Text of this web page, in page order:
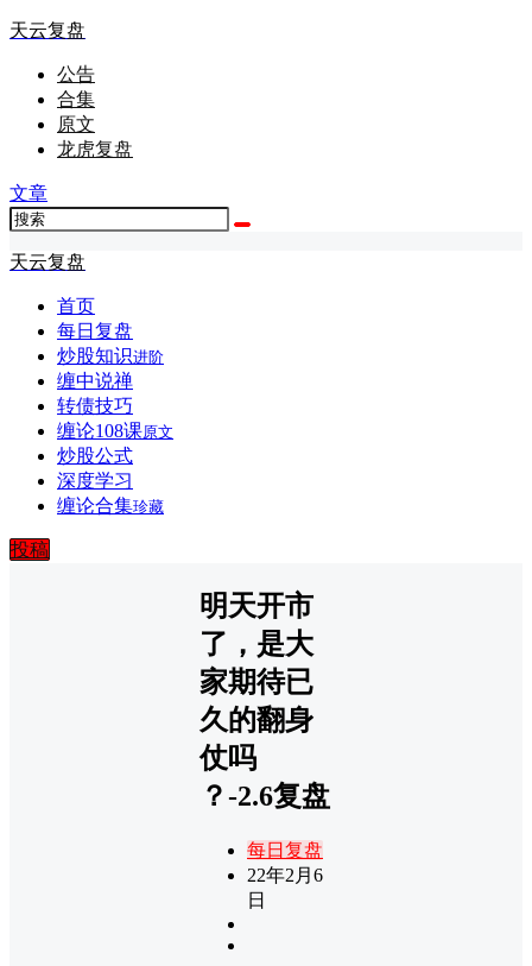
天云复盘
公告
合集
原文
龙虎复盘
文章
天云复盘
首页
每日复盘
炒股知识进阶
缠中说禅
转债技巧
缠论108课原文
炒股公式
深度学习
缠论合集珍藏
投稿
明天开市
了，是大
家期待已
久的翻身
仗吗 ​
？-2.6复盘
每日复盘
22年2月6
日